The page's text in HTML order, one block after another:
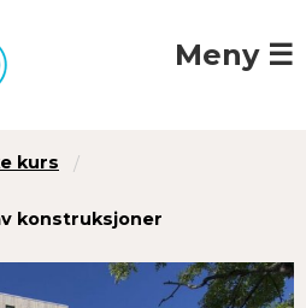
Meny ☰
kurs
konstruksjoner